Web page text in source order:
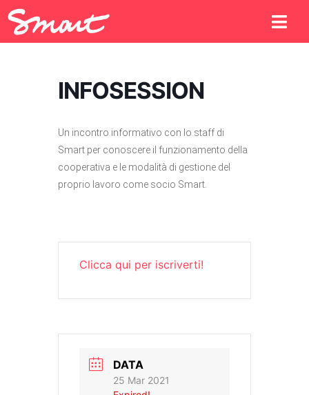
INFOSESSION
Un incontro informativo con lo staff di
Smart per conoscere il funzionamento della
cooperativa e le modalità di gestione del
proprio lavoro come socio Smart.
Clicca qui per iscriverti!
DATA
25 Mar 2021